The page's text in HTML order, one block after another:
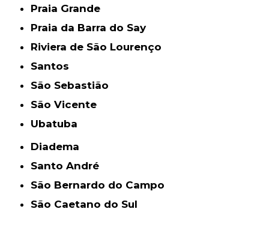
Praia Grande
Praia da Barra do Say
Riviera de São Lourenço
Santos
São Sebastião
São Vicente
Ubatuba
Diadema
Santo André
São Bernardo do Campo
São Caetano do Sul